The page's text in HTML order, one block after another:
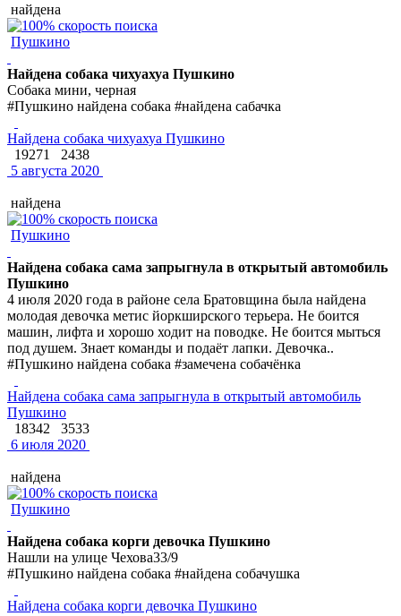
найдена
Пушкино
Найдена собака чихуахуа Пушкино
Собака мини, черная
#Пушкино найдена собака #найдена сабачка
Найдена собака чихуахуа Пушкино
19271
2438
5 августа 2020
найдена
Пушкино
Найдена собака сама запрыгнула в открытый автомобиль
Пушкино
4 июля 2020 года в районе села Братовщина была найдена
молодая девочка метис йоркширского терьера. Не боится
машин, лифта и хорошо ходит на поводке. Не боится мыться
под душем. Знает команды и подаёт лапки. Девочка..
#Пушкино найдена собака #замечена собачёнка
Найдена собака сама запрыгнула в открытый автомобиль
Пушкино
18342
3533
6 июля 2020
найдена
Пушкино
Найдена собака корги девочка Пушкино
Нашли на улице Чехова33/9
#Пушкино найдена собака #найдена собачушка
Найдена собака корги девочка Пушкино